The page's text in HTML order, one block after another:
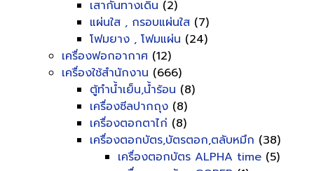
เสากั้นทางเดิน (2)
แผ่นใส , กรอบแผ่นใส (7)
โฟมยาง , โฟมแผ่น (24)
เครื่องฟอกอากาศ (12)
เครื่องใช้สำนักงาน (666)
ตู้ทำน้ำเย็น,น้ำร้อน (8)
เครื่องซีลปากถุง (8)
เครื่องตอกตาไก่ (8)
เครื่องตอกบัตร,บัตรตอก,ตลับหมึก (38)
เครื่องตอกบัตร ALPHA time (5)